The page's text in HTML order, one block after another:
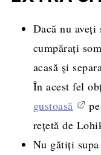
Dacă nu
cumpărați
acasă și
În acest fel
gustoasă
rețetă de
Nu gătiți